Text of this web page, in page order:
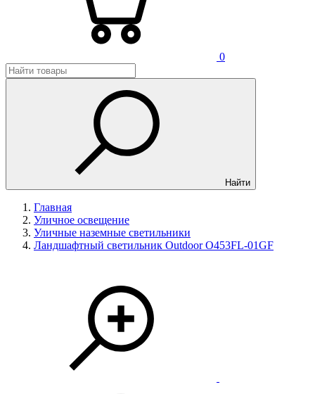
0
Найти
Главная
Уличное освещение
Уличные наземные светильники
Ландшафтный светильник Outdoor O453FL-01GF